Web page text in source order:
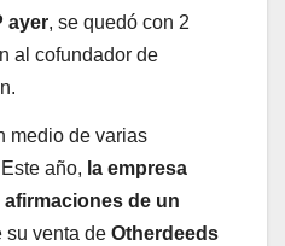
ayer, se quedó con 2
al cofundador de
medio de varias
año, la empresa
de un
su venta de Otherdeeds